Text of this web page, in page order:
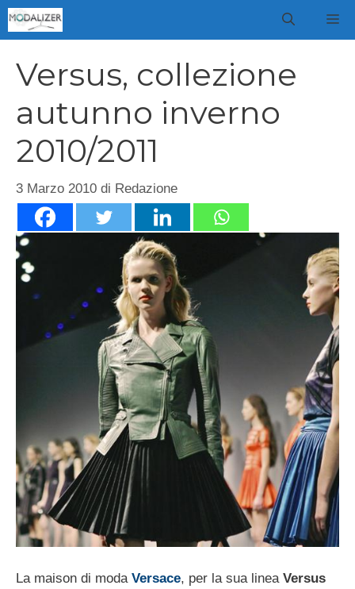
Vai
al
Versus, collezione
autunno inverno
2010/2011
3 Marzo 2010 di Redazione
La maison di moda Versace, per la sua linea Versus